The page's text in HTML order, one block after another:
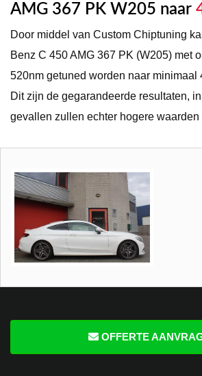
AMG 367 PK W205 naar
Door middel van Custom Chiptuning
Benz C 450 AMG 367 PK (W205) met
520nm getuned worden naar minimaal
Dit zijn de gegarandeerde resultaten,
gevallen zullen echter hogere
OFFERTE